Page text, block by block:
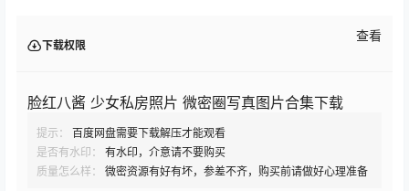
下载权限
查看
脸红八酱 少女私房照片 微密圈写真图片合集下载
提示：
百度网盘需要下载解压才能观看
是否有水印：
有水印，介意请不要购买
质量怎么样：
微密资源有好有坏，参差不齐，购买前请做好心理准备